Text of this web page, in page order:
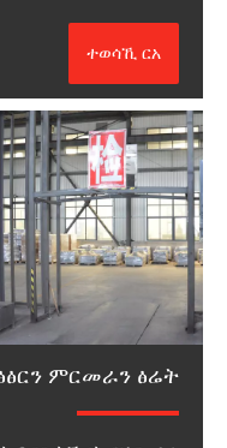
ተወሳኺ ርአ
ምርመራን ፅሬት